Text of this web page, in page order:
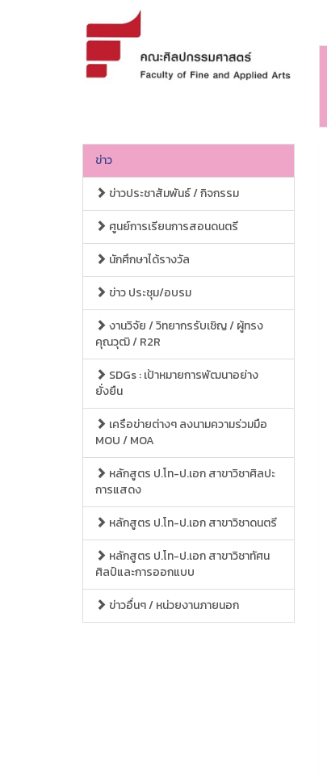
ข่าว
ข่าวประชาสัมพันธ์ / กิจกรรม
ศูนย์การเรียนการสอนดนตรี
นักศึกษาได้รางวัล
ข่าว ประชุม/อบรม
งานวิจัย / วิทยากรรับเชิญ / ผู้ทรง
คุณวุฒิ / R2R
SDGs : เป้าหมายการพัฒนาอย่าง
ยั่งยืน
เครือข่ายต่างๆ ลงนามความร่วมมือ
MOU / MOA
หลักสูตร ป.โท-ป.เอก สาขาวิชาศิลปะ
การแสดง
หลักสูตร ป.โท-ป.เอก สาขาวิชาดนตรี
หลักสูตร ป.โท-ป.เอก สาขาวิชาทัศน
ศิลป์และการออกแบบ
ข่าวอื่นๆ / หน่วยงานภายนอก